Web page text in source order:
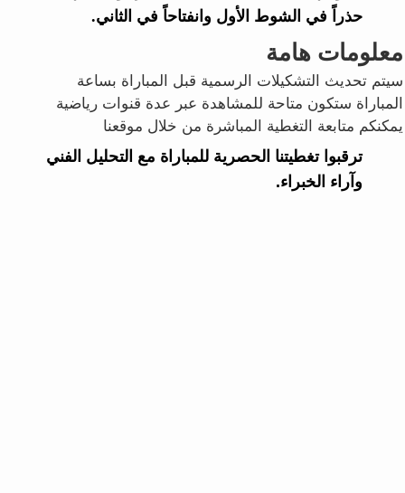
حذراً في الشوط الأول وانفتاحاً في الثاني.
معلومات هامة
سيتم تحديث التشكيلات الرسمية قبل المباراة بساعة
المباراة ستكون متاحة للمشاهدة عبر عدة قنوات رياضية
يمكنكم متابعة التغطية المباشرة من خلال موقعنا
ترقبوا تغطيتنا الحصرية للمباراة مع التحليل الفني
وآراء الخبراء.